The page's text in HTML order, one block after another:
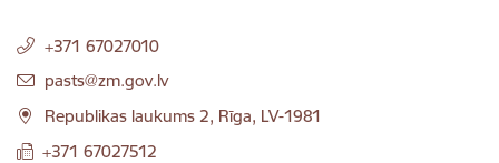
+371 67027010
E-pasts:
pasts@zm.gov.lv
Republikas laukums 2, Rīga, LV-1981
+371 67027512